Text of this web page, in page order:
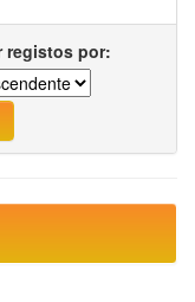
registos por: